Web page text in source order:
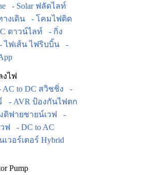
- Solar ฟลัดไลท์
างเดิน
- โคมไฟติด
ดาวน์ไลท์
- กิ่ง
- ไฟเส้น ไฟริบบิ้น
-
งไฟ
AC to DC สวิชชิ่ง
-
- AVR ป้องกันไฟตก
ดิฟายชายน์เวฟ
-
ฟ
- DC to AC
เวอร์เตอร์ Hybrid
Pump